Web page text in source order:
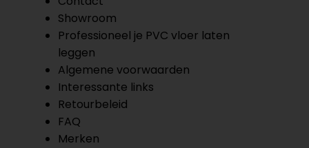
Showroom
Professioneel je PVC vloer laten
leggen
Algemene voorwaarden
Interessante links
Retourbeleid
FAQ
Merken